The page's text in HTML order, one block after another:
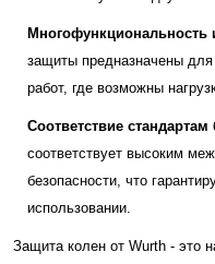
Многофункциональность
защиты предназначены
работ, где возможны
Соответствие стандартам
соответствует высоким
безопасности, что
использовании.
Защита колен от Wurth - это